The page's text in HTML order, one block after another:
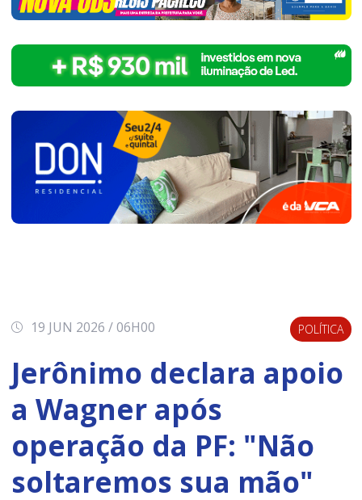
19 JUN 2026 / 06H00 POLÍTICA
Jerônimo declara apoio
a Wagner após
operação da PF: "Não
soltaremos sua mão"